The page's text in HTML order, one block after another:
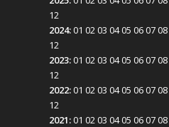
12
2024:01 0203 0405 060708
12
2023:01 0203 0405 060708
12
2022:01 0203 0405 060708
12
2021:01 0203 0405 060708